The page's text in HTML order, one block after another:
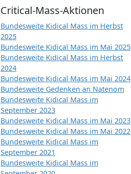
Critical-Mass-Aktionen
Bundesweite Kidical Mass im Herbst
2025
Bundesweite Kidical Mass im Mai 2025
Bundesweite Kidical Mass im Herbst
2024
Bundesweite Kidical Mass im Mai 2024
Bundesweite Gedenken an Natenom
Bundesweite Kidical Mass im
September 2023
Bundesweite Kidical Mass im Mai 2023
Bundesweite Kidical Mass im Mai 2022
Bundesweite Kidical Mass im
September 2021
Bundesweite Kidical Mass im